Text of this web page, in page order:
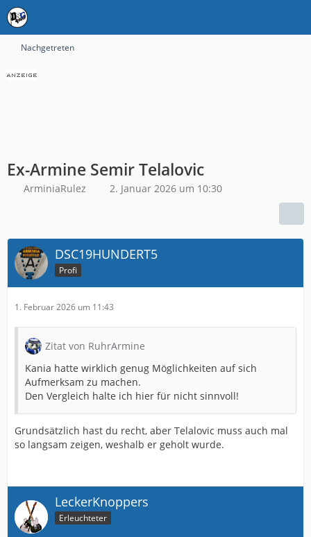
Nachgetreten
Ex-Armine Semir Telalovic
ArminiaRulez 2. Januar 2026 um 10:30
DSC19HUNDERT5
Profi
1. Februar 2026 um 11:43
Zitat von RuhrArmine
Kania hatte wirklich genug Möglichkeiten auf sich
Aufmerksam zu machen.
Den Vergleich halte ich hier für nicht sinnvoll!
Grundsätzlich hast du recht, aber Telalovic muss auch mal
so langsam zeigen, weshalb er geholt wurde.
LeckerKnoppers
Erleuchteter